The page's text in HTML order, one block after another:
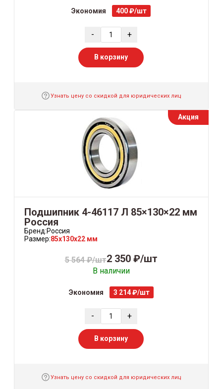
Экономия 400 ₽/шт
- +
В корзину
Узнать цену со скидкой для юридических лиц
Акция
Подшипник 4-46117 Л 85×130×22 мм
Россия
Бренд:Россия
Размер:85x130x22 мм
5 564 ₽/шт2 350 ₽/шт
В наличии
Экономия 3 214 ₽/шт
- +
В корзину
Узнать цену со скидкой для юридических лиц